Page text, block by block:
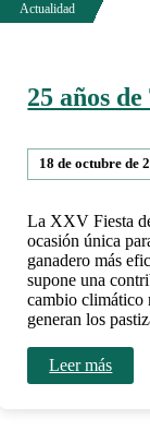
25 años
18 de octubre de
La XXV Fiesta
ocasión única
ganadero más
supone una
cambio climático
generan los
Leer más